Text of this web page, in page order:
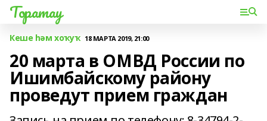
Торатау
Кеше һәм хоҡуҡ 18 МАРТА 2019, 21:00
20 марта в ОМВД России по
Ишимбайскому району
проведут прием граждан